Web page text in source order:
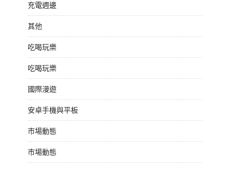
充電週邊
其他
吃喝玩樂
吃喝玩樂
國際漫遊
安卓手機與平板
市場動態
市場動態